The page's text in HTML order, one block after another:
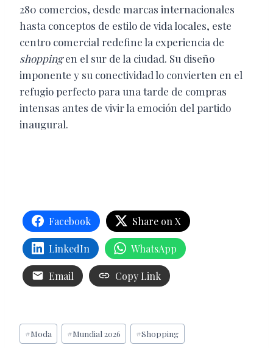
280 comercios, desde marcas internacionales
hasta conceptos de estilo de vida locales, este
centro comercial redefine la experiencia de
shoppingen el sur de la ciudad. Su diseño
imponente y su conectividad lo convierten en el
refugio perfecto para una tarde de compras
intensas antes de vivir la emoción del partido
inaugural.
Facebook Share on X
LinkedIn WhatsApp
Email Copy Link
Etiquetas
de
#Moda #Mundial 2026 #Shopping